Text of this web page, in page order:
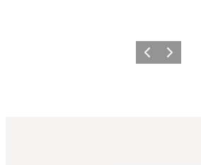
Vorherige Folie
Nächste